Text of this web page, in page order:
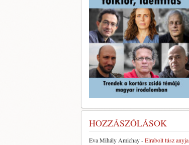
HOZZÁSZÓLÁSOK
Eva Mihály Amichay-Elrabolt túsz anyja